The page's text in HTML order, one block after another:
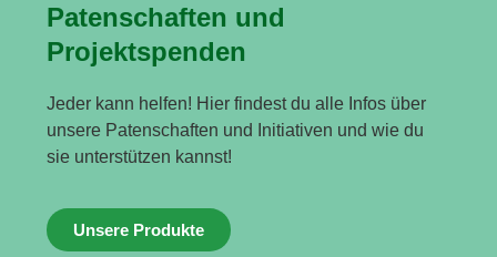
Patenschaften und
Projektspenden
Jeder kann helfen! Hier findest du alle Infos über
unsere Patenschaften und Initiativen und wie du
sie unterstützen kannst!
Unsere Produkte